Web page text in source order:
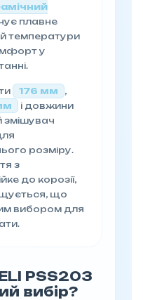
плавне
температури
у
176 мм
,
і довжини
змішувач
розміру.
з
до корозії,
що
вибором для
PSS203
вибір?